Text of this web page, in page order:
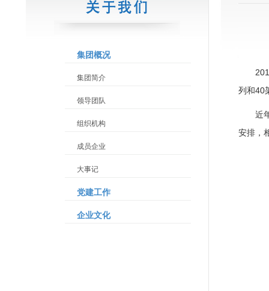
集团概况
集团简介
领导团队
组织机构
成员企业
大事记
党建工作
企业文化
列和40
近
安排，